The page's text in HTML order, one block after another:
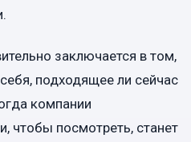
заключается в том,
подходящее ли сейчас
компании
чтобы посмотреть, станет